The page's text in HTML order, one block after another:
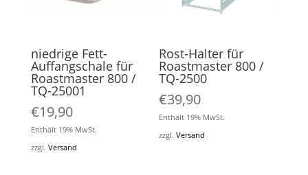
niedrige Fett-
Auffangschale für
Roastmaster 800 /
TQ-25001
€19,90
Enthält 19% MwSt.
zzgl. Versand
Rost-Halter für
Roastmaster 800 /
TQ-2500
€39,90
Enthält 19% MwSt.
zzgl.Versand